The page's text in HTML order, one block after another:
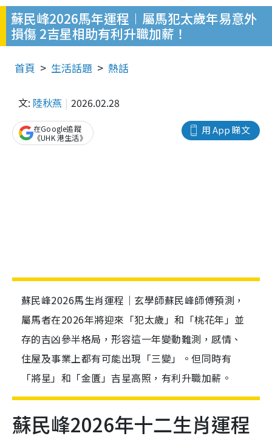
蘇民峰2026馬年運程︱屬馬犯太歲年易意外
損傷 2吉星相助有利升職加薪！
首頁 生活話題 熱話
文: 陸秋燕 2026.02.28
用 App 睇文
在Google追蹤
《UHK 港生活》
蘇民峰2026馬生肖運程｜玄學師蘇民峰師傅預測，
屬馬者在2026年將迎來「犯太歲」和「桃花年」並
存的吉凶參半格局，形容這一年變動難測，感情、
住屋及事業上都有可能出現「三變」。但同時有
「將星」和「金匱」吉星高照，有利升職加薪。
蘇民峰2026年十二生肖運程